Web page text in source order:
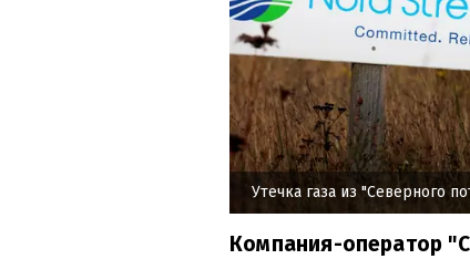
Утечка газа из "Северного
Компания-оператор